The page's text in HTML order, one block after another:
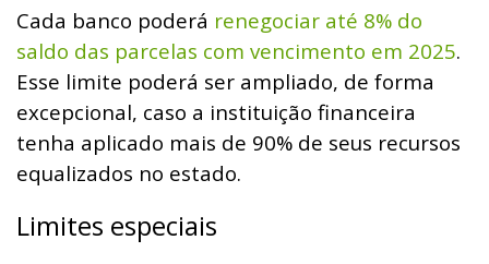
Cada banco poderá renegociar até 8% do
saldo das parcelas com vencimento em 2025.
Esse limite poderá ser ampliado, de forma
excepcional, caso a instituição financeira
tenha aplicado mais de 90% de seus recursos
equalizados no estado.
Limites especiais